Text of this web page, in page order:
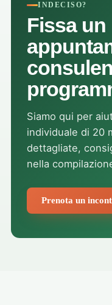
INDECISO?
Fissa un
Siamo qui per
individuale di 20
dettagliate,
nella
Prenota un